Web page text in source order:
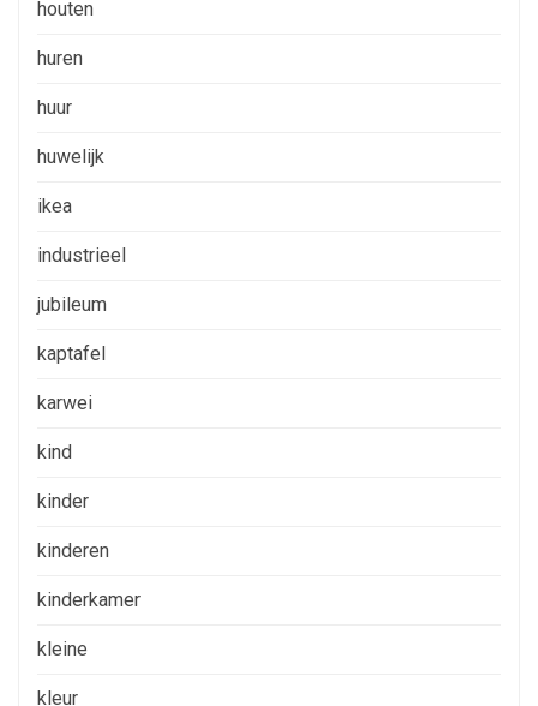
houten
huren
huur
huwelijk
ikea
industrieel
jubileum
kaptafel
karwei
kind
kinder
kinderen
kinderkamer
kleine
kleur